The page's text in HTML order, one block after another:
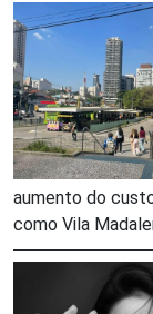
aumento do
como Vila